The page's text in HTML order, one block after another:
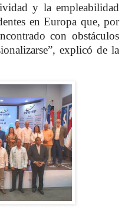
y la empleabilidad
en Europa que, por
con obstáculos
explicó de la